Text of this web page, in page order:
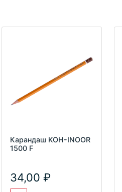
Карандаш KOH-INOOR
1500 F
34,00